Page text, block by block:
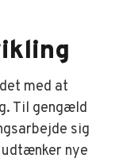
med at
Til gengæld
sig
nye